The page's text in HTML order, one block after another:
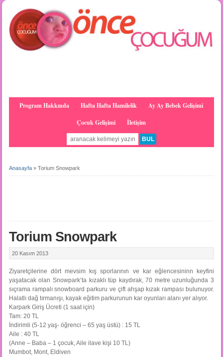
Program Hakkında Hafta Hafta Hamilelik
Ay Ay Bebek Gelişimi
Çocuk Gelişimi
İletişim
Anasayfa» Torium Snowpark
Torium Snowpark
20 Kasım 2013
Ziyaretçilerine dört mevsim kış sporlarının ve kar eğlencesininn keyfini
yaşatacak olan Snowpark‘ta kızaklı tüp kaydırak, 70 metre uzunluğunda 3
sıçrama rampalı snowboard parkuru ve çift ahşap kızak rampası bulunuyor.
Halatlı dağ tırmanışı, kayak eğitim parkurunun kar oyunları alanı yer alıyor.
Karpark Giriş Ücreti (1 saat için)
Tam: 20 TL
İndirimli (5-12 yaş- öğrenci – 65 yaş üstü) : 15 TL
Aile : 40 TL
(Anne – Baba – 1 çocuk, Aile ilave kişi 10 TL)
Mumbot, Mont, Eldiven